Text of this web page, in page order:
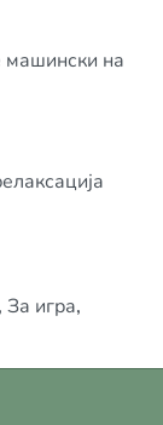
машински на
, За игра,